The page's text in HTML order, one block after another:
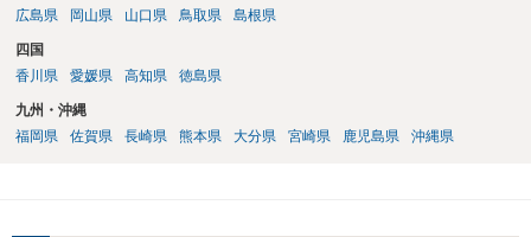
広島県
岡山県 山口県 鳥取県 島根県
四国
香川県
愛媛県 高知県 徳島県
九州・沖縄
福岡県
佐賀県 長崎県 熊本県 大分県 宮崎県 鹿児島県 沖縄県